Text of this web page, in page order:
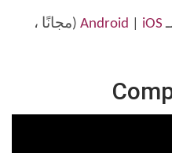
Android iOS
(مجانًا ،